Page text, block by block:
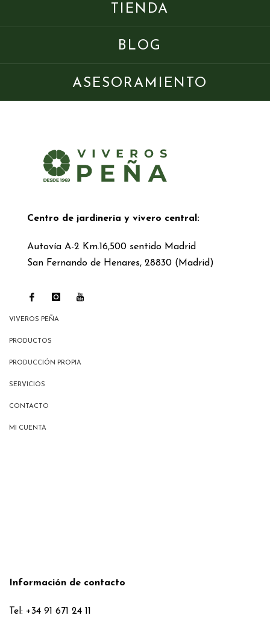
TIENDA
BLOG
ASESORAMIENTO
Centro de jardinería y vivero central:
Autovía A-2 Km.16,500 sentido Madrid
San Fernando de Henares, 28830 (Madrid)
VIVEROS PEÑA
PRODUCTOS
PRODUCCIÓN PROPIA
SERVICIOS
CONTACTO
MI CUENTA
Información de contacto
Tel: +34 91 671 24 11